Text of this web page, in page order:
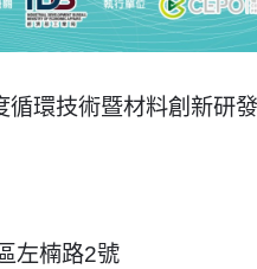
環技術暨材料創新研
左楠路2號